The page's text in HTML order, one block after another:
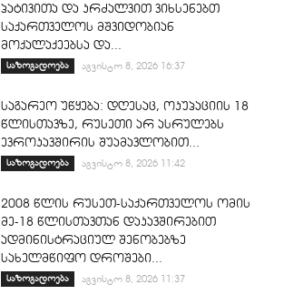
პატივითა და კრძალვით ვიხსენებთ
საქართველოს მშვიდობიან
მოქალაქეებსა და...
საზოგადოება აგვისტო 8, 2026 16:37
საგარეო უწყება: დღესაც, ოკუპაციის 18
წლისთავზე, რუსეთი არ ასრულებს
ევროკავშირის შუამავლობით...
საზოგადოება აგვისტო 8, 2026 11:42
2008 წლის რუსეთ-საქართველოს ომის
მე-18 წლისთავთან დაკავშირებით
ადმინისტრაციულ შენობებზე
სახელმწიფო დროშები...
საზოგადოება აგვისტო 8, 2026 11:37